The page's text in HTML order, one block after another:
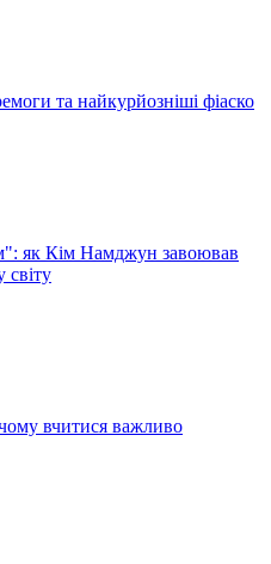
та найкурйозніші фіаско
як Кім Намджун завоював
світу
вчитися важливо